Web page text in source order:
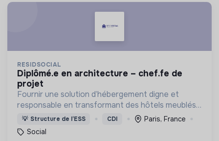
RESIDSOCIAL
diplômé.e en architecture – chef.fe de
projet
Fournir une solution d’hébergement digne et
responsable en transformant des hôtels meublés
pour les adapter à l'accueil de familles en situation
de précarité.
💡 Structure de l’ESS CDI
Paris, France
Social